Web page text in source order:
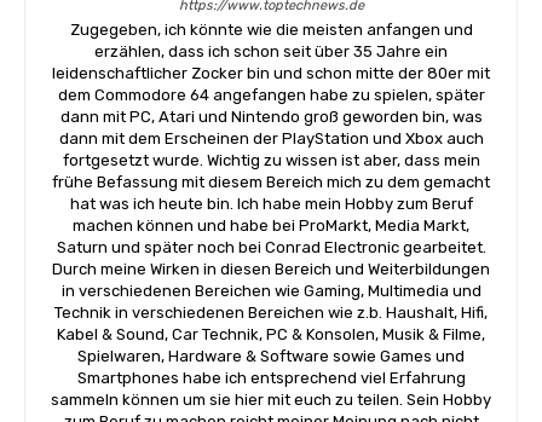
https://www.toptechnews.de
Zugegeben, ich könnte wie die meisten anfangen und
erzählen, dass ich schon seit über 35 Jahre ein
leidenschaftlicher Zocker bin und schon mitte der 80er mit
dem Commodore 64 angefangen habe zu spielen, später
dann mit PC, Atari und Nintendo groß geworden bin, was
dann mit dem Erscheinen der PlayStation und Xbox auch
fortgesetzt wurde. Wichtig zu wissen ist aber, dass mein
frühe Befassung mit diesem Bereich mich zu dem gemacht
hat was ich heute bin. Ich habe mein Hobby zum Beruf
machen können und habe bei ProMarkt, Media Markt,
Saturn und später noch bei Conrad Electronic gearbeitet.
Durch meine Wirken in diesen Bereich und Weiterbildungen
in verschiedenen Bereichen wie Gaming, Multimedia und
Technik in verschiedenen Bereichen wie z.b. Haushalt, Hifi,
Kabel & Sound, Car Technik, PC & Konsolen, Musik & Filme,
Spielwaren, Hardware & Software sowie Games und
Smartphones habe ich entsprechend viel Erfahrung
sammeln können um sie hier mit euch zu teilen. Sein Hobby